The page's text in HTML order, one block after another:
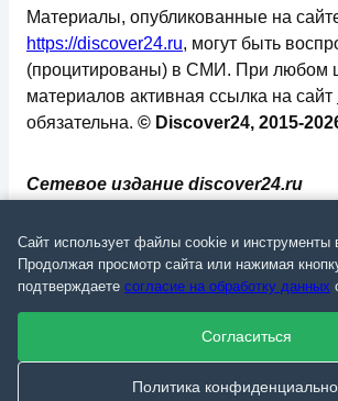
✅ 📄 💬 🔐 📝
Сетевое издание discover24.ru
надзору в сфере связи,
технологий и массовых
(Роскомнадзор).
ФС 77 - 73793.
Материалы, опубликованные на
https://discover24.ru, могут быть
(процитированы) в СМИ. При любом
материалов активная ссылка на сайт
обязательна. © Discover24, 2015-
Сайт использует файлы cookie и инструменты
Продолжая просмотр сайта или нажимая
подтверждаете согласие на обработку данных
Согласиться
Политика